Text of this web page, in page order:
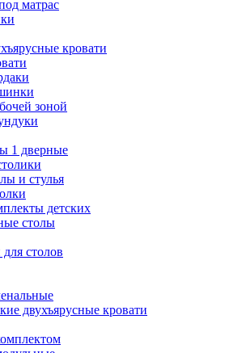
матрас
кровати
зоной
1 дверные
и стулья
детских
столы
столов
двухъярусные кровати